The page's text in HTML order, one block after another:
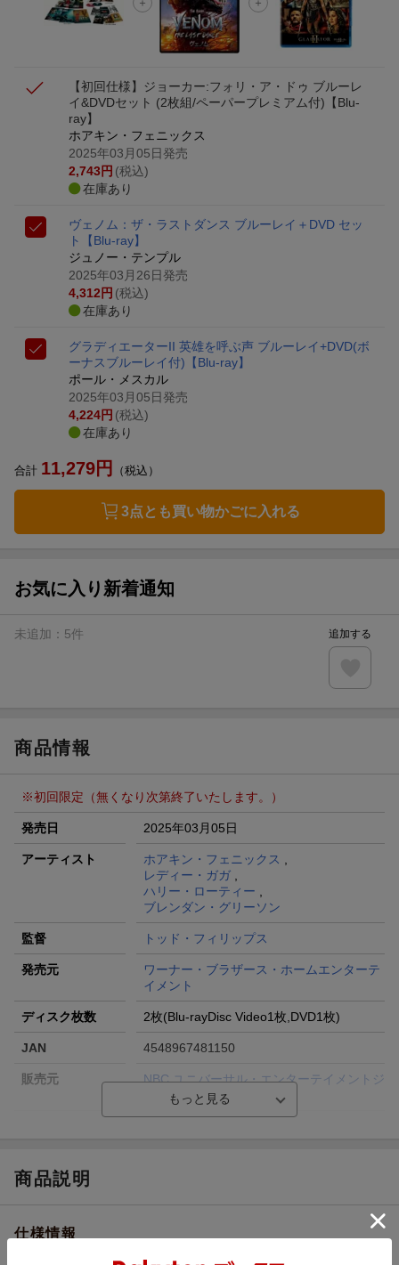
楽天モバイル紹介キャンペーンの拡散で300円OFFクーポン
進呈
【初回仕様】ジョーカー:フォリ・ア・ドゥ ブルーレ
イ&DVDセット (2枚組/ペーパープレミアム付)【Blu-
ray】
ホアキン・フェニックス
2025年03月05日発売
2,743円 (税込)
在庫あり
ヴェノム：ザ・ラストダンス ブルーレイ＋DVD セッ
ト【Blu-ray】
ジュノー・テンプル
2025年03月26日発売
4,312円 (税込)
在庫あり
グラディエーターII 英雄を呼ぶ声 ブルーレイ+DVD(ボ
ーナスブルーレイ付)【Blu-ray】
ポール・メスカル
2025年03月05日発売
4,224円 (税込)
在庫あり
合計 11,279円 （税込）
3点とも買い物かごに入れる
お気に入り新着通知
未追加： 5件 追加する
商品情報
※初回限定（無くなり次第終了いたします。）
発売日 2025年03月05日
アーティスト ホアキン・フェニックス ,
レディー・ガガ,
ハリー・ローティー ,
ブレンダン・グリーソン
監督 トッド・フィリップス
発売元
ワーナー・ブラザース・ホームエンターテ
イメント
ディスク枚数 2枚(Blu-rayDisc Video1枚,DVD1枚)
JAN 4548967481150
販売元
NBC ユニバーサル・エンターテイメントジ
ャパン
画面サイズ
商品説明
仕様情報